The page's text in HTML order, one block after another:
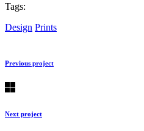
Tags:
Design Prints
Previous project
Next project